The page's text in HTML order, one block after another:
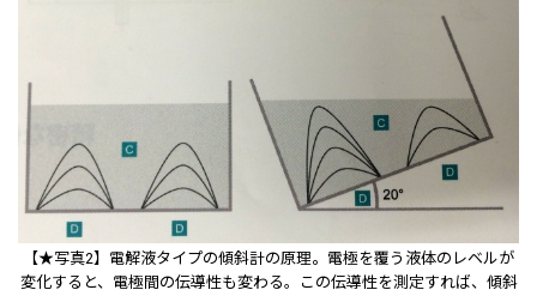
【★写真2】電解液タイプの傾斜計の原理。電極を覆う液体のレベルが
変化すると、電極間の伝導性も変わる。この伝導性を測定すれば、傾斜